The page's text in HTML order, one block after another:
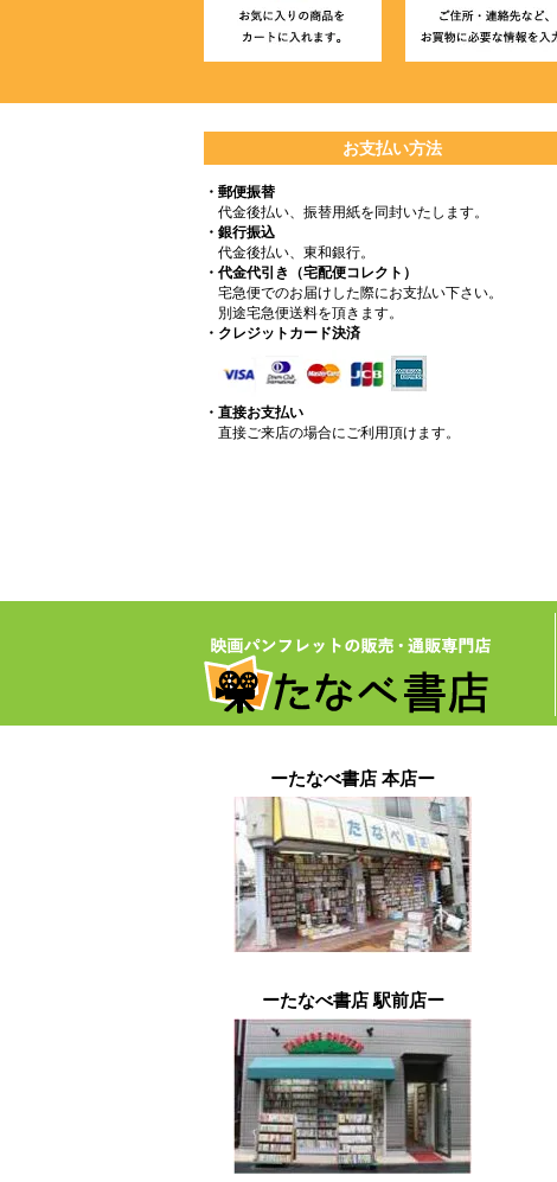
お支払い方法
・郵便振替
代金後払い、振替用紙を同封いたします。
・銀行振込
代金後払い、東和銀行。
・代金代引き（宅配便コレクト）
宅急便でのお届けした際にお支払い下さい。
別途宅急便送料を頂きます。
・クレジットカード決済
・直接お支払い
直接ご来店の場合にご利用頂けます。
ーたなべ書店 本店ー
ーたなべ書店 駅前店ー